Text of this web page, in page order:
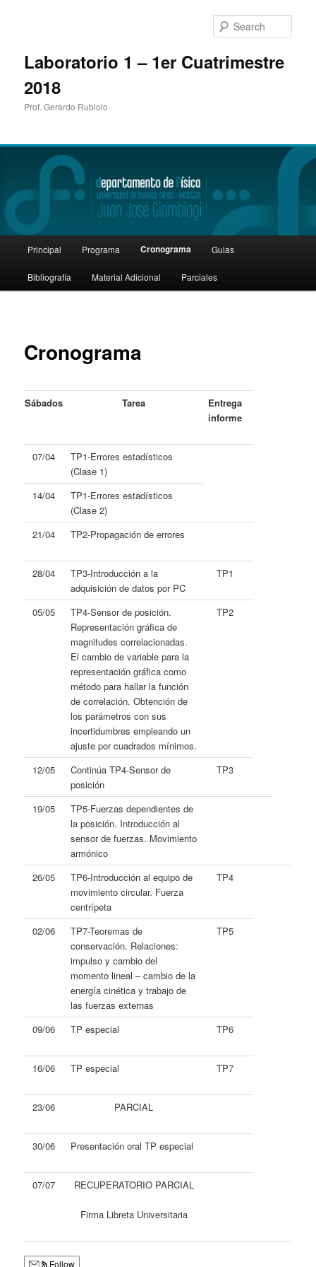
Laboratorio 1 – 1er Cuatrimestre
2018
Prof. Gerardo Rubiolo
Skip
to
Principal Programa Cronograma Guias
Bibliografía Material Adicional Parciales
Cronograma
Sábados Tarea
Entrega
informe
07/04
TP1-Errores estadísticos
(Clase 1)
14/04
TP1-Errores estadísticos
(Clase 2)
21/04
TP2-Propagación de errores
28/04
TP3-Introducción a la
adquisición de datos por PC
TP1
05/05
TP4-Sensor de posición.
Representación gráfica de
magnitudes correlacionadas.
El cambio de variable para la
representación gráfica como
método para hallar la función
de correlación. Obtención de
los parámetros con sus
incertidumbres empleando un
ajuste por cuadrados mínimos.
TP2
12/05
Continúa TP4-Sensor de
posición
TP3
19/05
TP5-Fuerzas dependientes de
la posición. Introducción al
sensor de fuerzas. Movimiento
armónico
26/05
TP6-Introducción al equipo de
movimiento circular. Fuerza
centrípeta
TP4
02/06
TP7-Teoremas de
conservación. Relaciones:
impulso y cambio del
momento lineal – cambio de la
energía cinética y trabajo de
las fuerzas externas
TP5
09/06 TP especial TP6
16/06 TP especial TP7
23/06 PARCIAL
30/06 Presentación oral TP especial
07/07 RECUPERATORIO PARCIAL
Firma Libreta Universitaria
Follow